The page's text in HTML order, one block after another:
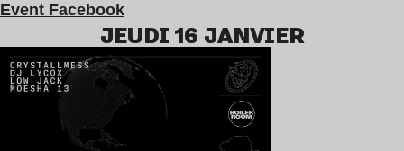
Event Facebook
JEUDI 16 JANVIER